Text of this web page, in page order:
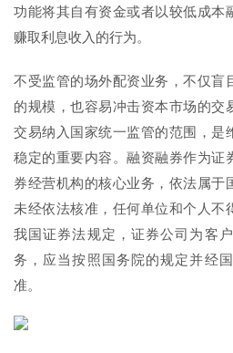
功能将其自有资金或者以较低成本
赚取利息收入的行为。
不受监管的场外配资业务，不仅盲
的规模，也容易冲击资本市场的交
交易纳入国家统一监管的范围，是
稳定的重要内容。融资融券作为证
券经营机构的核心业务，依法属于
未经依法核准，任何单位和个人不
我国证券法规定，证券公司为客
务，应当按照国务院的规定并经
准。